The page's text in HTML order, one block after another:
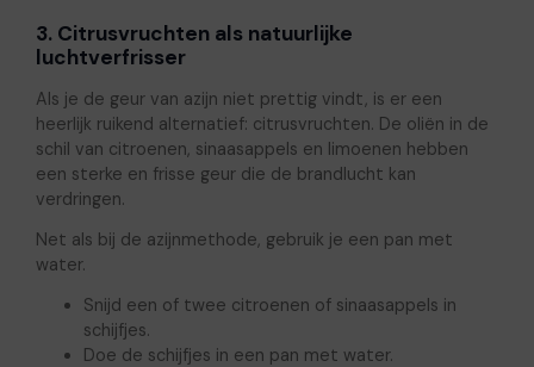
3. Citrusvruchten als natuurlijke
luchtverfrisser
Als je de geur van azijn niet prettig vindt, is er een
heerlijk ruikend alternatief: citrusvruchten. De oliën in de
schil van citroenen, sinaasappels en limoenen hebben
een sterke en frisse geur die de brandlucht kan
verdringen.
Net als bij de azijnmethode, gebruik je een pan met
water.
Snijd een of twee citroenen of sinaasappels in
schijfjes.
Doe de schijfjes in een pan met water.